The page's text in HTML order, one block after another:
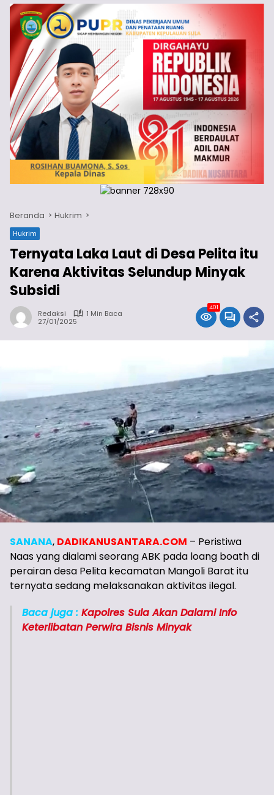
Beranda Hukrim
Hukrim
Ternyata Laka Laut di Desa Pelita itu
Karena Aktivitas Selundup Minyak
Subsidi
Redaksi
1 Min Baca
27/01/2025
401
SANANA, DADIKANUSANTARA.COM – Peristiwa
Naas yang dialami seorang ABK pada loang boath di
perairan desa Pelita kecamatan Mangoli Barat itu
ternyata sedang melaksanakan aktivitas ilegal.
Baca juga : Kapolres Sula Akan Dalami Info
Keterlibatan Perwira Bisnis Minyak